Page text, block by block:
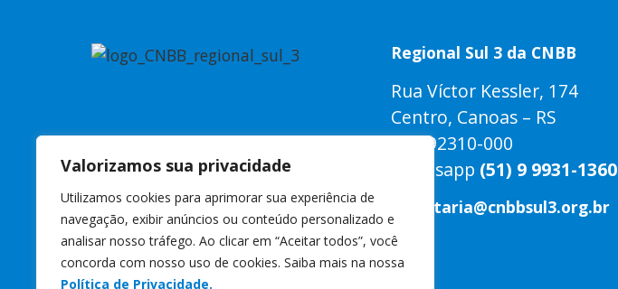
Valorizamos sua privacidade
Utilizamos cookies para aprimorar sua experiência de
navegação, exibir anúncios ou conteúdo personalizado e
analisar nosso tráfego. Ao clicar em “Aceitar todos”, você
concorda com nosso uso de cookies. Saiba mais na nossa
Política de Privacidade.
Regional Sul 3 da CNBB
Rua Víctor Kessler, 174
Centro, Canoas – RS
CEP 92310-000
Whatsapp (51) 9 9931-1360
secretaria@cnbbsul3.org.br